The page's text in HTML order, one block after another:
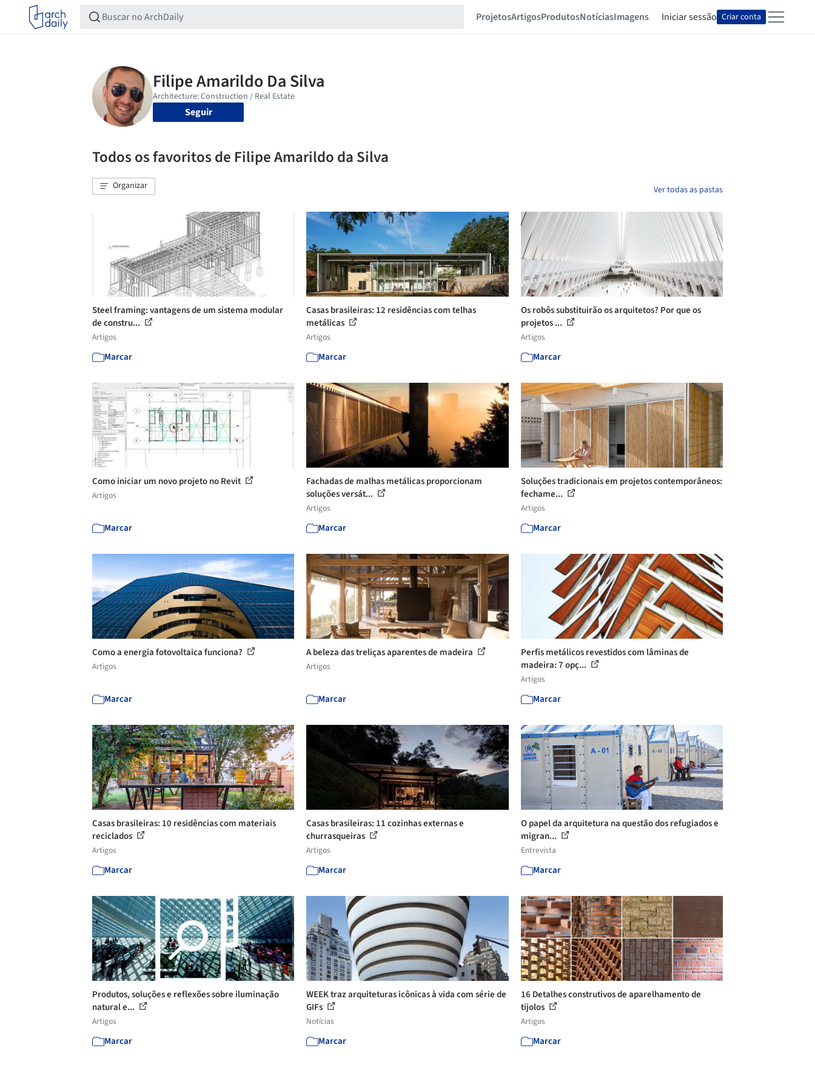
ProjetosArtigosProdutosNotíciasImagens Iniciar sessão Criar conta
Seguir
Todos os favoritos de Filipe Amarildo da Silva
Organizar Ver todas as pastas
Steel framing: vantagens de um sistema modular
de constru...
Artigos
Marcar
Casas brasileiras: 12 residências com telhas
metálicas
Artigos
Marcar
Os robôs substituirão os arquitetos? Por que os
projetos ...
Artigos
Marcar
Como iniciar um novo projeto no Revit
Artigos
Marcar
Fachadas de malhas metálicas proporcionam
soluções versát...
Artigos
Marcar
Soluções tradicionais em projetos contemporâneos:
fechame...
Artigos
Marcar
Como a energia fotovoltaica funciona?
Artigos
Marcar
A beleza das treliças aparentes de madeira
Artigos
Marcar
Perfis metálicos revestidos com lâminas de
madeira: 7 opç...
Artigos
Marcar
Casas brasileiras: 10 residências com materiais
reciclados
Artigos
Marcar
Casas brasileiras: 11 cozinhas externas e
churrasqueiras
Artigos
Marcar
O papel da arquitetura na questão dos refugiados e
migran...
Entrevista
Marcar
Produtos, soluções e reflexões sobre iluminação
natural e...
Artigos
Marcar
WEEK traz arquiteturas icônicas à vida com série de
GIFs
Notícias
Marcar
16 Detalhes construtivos de aparelhamento de
tijolos
Artigos
Marcar